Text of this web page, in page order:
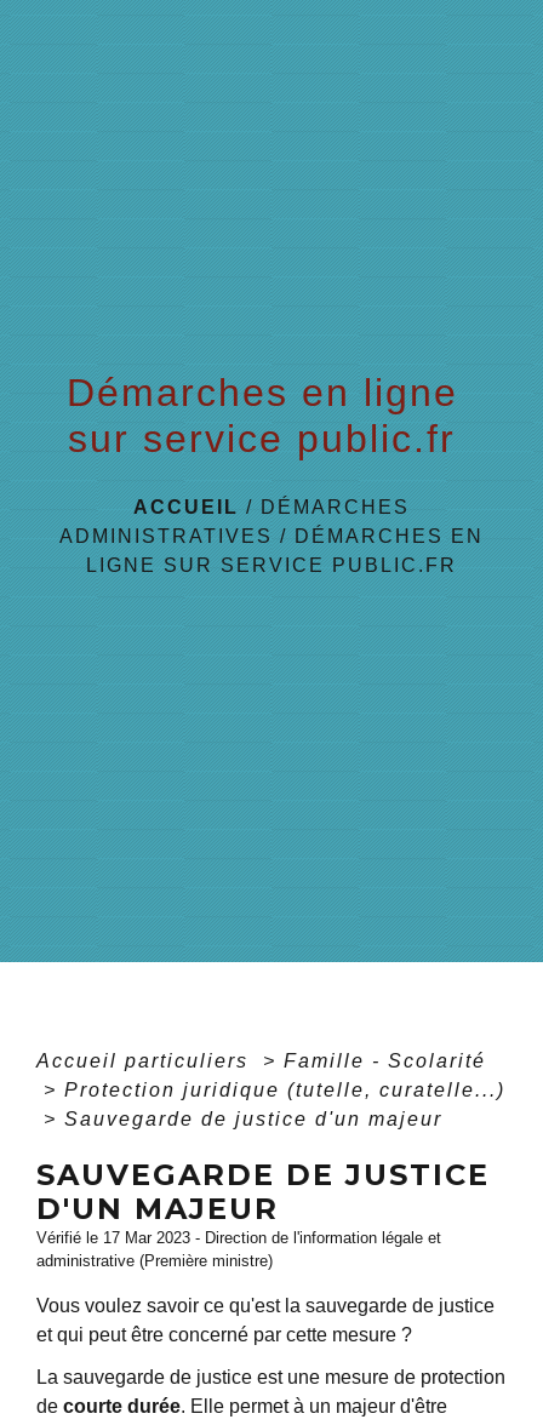
Démarches en ligne
sur service public.fr
ACCUEIL / DÉMARCHES
ADMINISTRATIVES / DÉMARCHES EN
LIGNE SUR SERVICE PUBLIC.FR
Accueil particuliers > Famille - Scolarité
> Protection juridique (tutelle, curatelle...)
> Sauvegarde de justice d'un majeur
SAUVEGARDE DE JUSTICE
D'UN MAJEUR
Vérifié le 17 Mar 2023 - Direction de l'information légale et
administrative (Première ministre)
Vous voulez savoir ce qu'est la sauvegarde de justice
et qui peut être concerné par cette mesure ?
La sauvegarde de justice est une mesure de protection
de courte durée. Elle permet à un majeur d'être